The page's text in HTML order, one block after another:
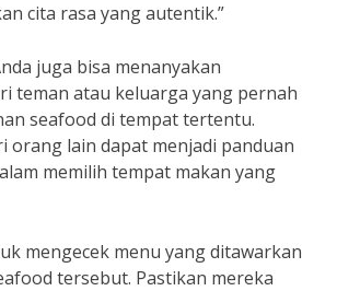
cita rasa yang autentik.”
juga bisa menanyakan
teman atau keluarga yang pernah
seafood di tempat tertentu.
orang lain dapat menjadi panduan
memilih tempat makan yang
mengecek menu yang ditawarkan
tersebut. Pastikan mereka